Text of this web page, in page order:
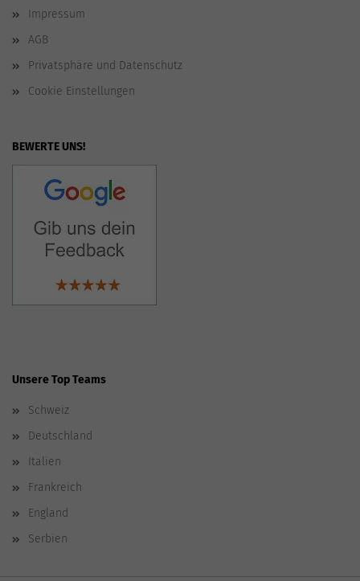
Impressum
AGB
Privatsphäre und Datenschutz
Cookie Einstellungen
BEWERTE UNS!
Unsere Top Teams
Schweiz
Deutschland
Italien
Frankreich
England
Serbien